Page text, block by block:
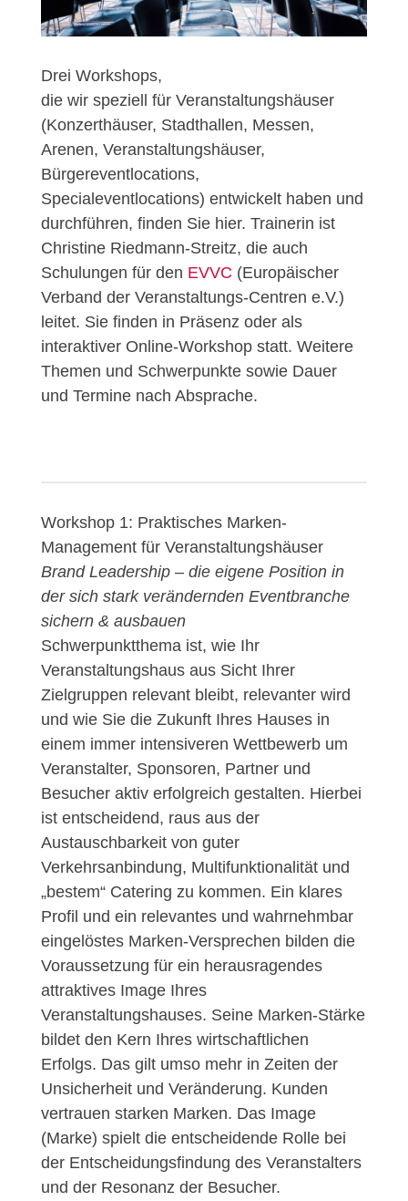
Drei Workshops,
die wir speziell für Veranstaltungshäuser
(Konzerthäuser, Stadthallen, Messen,
Arenen, Veranstaltungshäuser,
Bürgereventlocations,
Specialeventlocations) entwickelt haben und
durchführen, finden Sie hier. Trainerin ist
Christine Riedmann-Streitz, die auch
Schulungen für den EVVC (Europäischer
Verband der Veranstaltungs-Centren e.V.)
leitet. Sie finden in Präsenz oder als
interaktiver Online-Workshop statt. Weitere
Themen und Schwerpunkte sowie Dauer
und Termine nach Absprache.
Workshop 1: Praktisches Marken-
Management für Veranstaltungshäuser
Brand Leadership – die eigene Position in
der sich stark verändernden Eventbranche
sichern & ausbauen
Schwerpunktthema ist, wie Ihr
Veranstaltungshaus aus Sicht Ihrer
Zielgruppen relevant bleibt, relevanter wird
und wie Sie die Zukunft Ihres Hauses in
einem immer intensiveren Wettbewerb um
Veranstalter, Sponsoren, Partner und
Besucher aktiv erfolgreich gestalten. Hierbei
ist entscheidend, raus aus der
Austauschbarkeit von guter
Verkehrsanbindung, Multifunktionalität und
„bestem“ Catering zu kommen. Ein klares
Profil und ein relevantes und wahrnehmbar
eingelöstes Marken-Versprechen bilden die
Voraussetzung für ein herausragendes
attraktives Image Ihres
Veranstaltungshauses. Seine Marken-Stärke
bildet den Kern Ihres wirtschaftlichen
Erfolgs. Das gilt umso mehr in Zeiten der
Unsicherheit und Veränderung. Kunden
vertrauen starken Marken. Das Image
(Marke) spielt die entscheidende Rolle bei
der Entscheidungsfindung des Veranstalters
und der Resonanz der Besucher.